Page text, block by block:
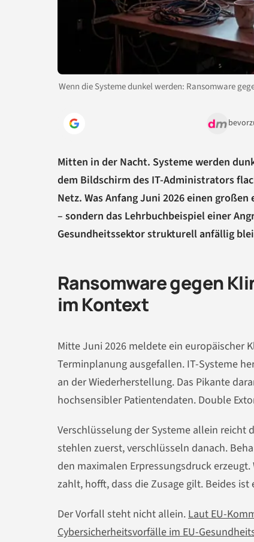
Wenn die Systeme dunkel werden: Ransomware
Mitten in der Nacht. Systeme werden
dem Bildschirm des IT-Administrators
Netz. Was Anfang Juni 2026 einen
– sondern das Lehrbuchbeispiel einer
Gesundheitssektor strukturell anfällig
Ransomware gegen
im Kontext
Mitte Juni 2026 meldete ein europäischer
Terminplanung ausgefallen. IT-Systeme
an der Wiederherstellung. Das Pikante
hochsensibler Patientendaten. Double
Verschlüsselung der Systeme allein reicht
stehlen zuerst, verschlüsseln danach.
den maximalen Erpressungsdruck
zahlt, hofft, dass die Zusage gilt. Beides ist
Der Vorfall steht nicht allein. Laut EU-
Cybersicherheitsvorfälle im EU-